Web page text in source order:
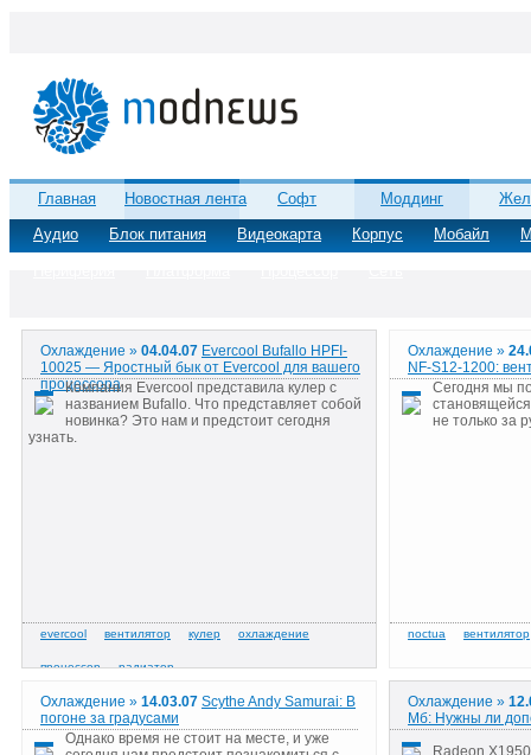
Главная Новостная лента Софт Моддинг
Аудио
Блок питания Видеокарта Корпус Мобайл
Охлаждение » 04.04.07 Evercool Bufallo HPFI-
10025 — Яростный бык от Evercool для вашего
процессора
Компания Evercool представила кулер с
названием Bufallo. Что представляет собой
новинка? Это нам и предстоит сегодня
узнать.
Охлаждение »
NF-S12-1200:
Сегодня мы
не только за
Охлаждение » 14.03.07 Scythe Andy Samurai: В
погоне за градусами
Однако время не стоит на месте, и уже
Охлаждение »
Мб: Нужны ли
Radeon